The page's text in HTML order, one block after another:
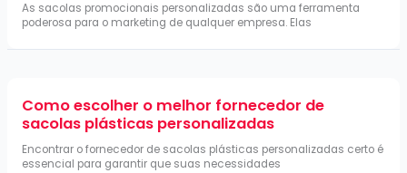
As sacolas promocionais personalizadas são uma ferramenta
poderosa para o marketing de qualquer empresa. Elas
Como escolher o melhor fornecedor de
sacolas plásticas personalizadas
Encontrar o fornecedor de sacolas plásticas personalizadas certo é
essencial para garantir que suas necessidades